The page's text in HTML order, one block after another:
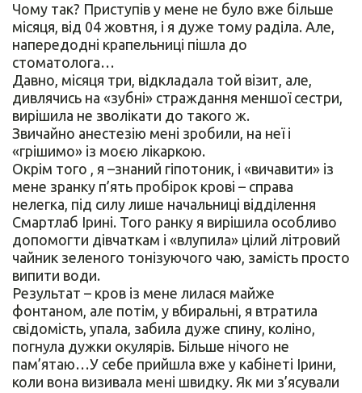
Чому так? Приступів у мене не було вже більше
місяця, від 04 жовтня, і я дуже тому раділа. Але,
напередодні крапельниці пішла до
стоматолога…
Давно, місяця три, відкладала той візит, але,
дивлячись на «зубні» страждання меншої сестри,
вирішила не зволікати до такого ж.
Звичайно анестезію мені зробили, на неї і
«грішимо» із моєю лікаркою.
Окрім того , я –знаний гіпотоник, і «вичавити» із
мене зранку п’ять пробірок крові – справа
нелегка, під силу лише начальниці відділення
Смартлаб Ірині. Того ранку я вирішила особливо
допомогти дівчаткам і «влупила» цілий літровий
чайник зеленого тонізуючого чаю, замість просто
випити води.
Результат – кров із мене лилася майже
фонтаном, але потім, у вбиральні, я втратила
свідомість, упала, забила дуже спину, коліно,
погнула дужки окулярів. Більше нічого не
пам’ятаю…У себе прийшла вже у кабінеті Ірини,
коли вона визивала мені швидку. Як ми з’ясували